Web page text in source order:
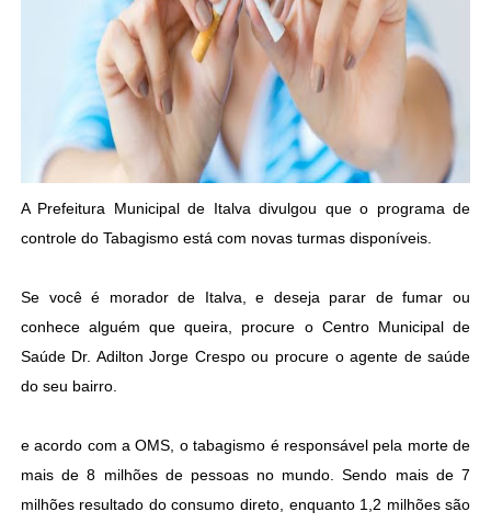
A Prefeitura Municipal de Italva divulgou que o programa de
controle do Tabagismo está com novas turmas disponíveis.
Se você é morador de Italva, e deseja parar de fumar ou
conhece alguém que queira, procure o Centro Municipal de
Saúde Dr. Adilton Jorge Crespo ou procure o agente de saúde
do seu bairro.
e acordo com a OMS, o tabagismo é responsável pela morte de
mais de 8 milhões de pessoas no mundo. Sendo mais de 7
milhões resultado do consumo direto, enquanto 1,2 milhões são